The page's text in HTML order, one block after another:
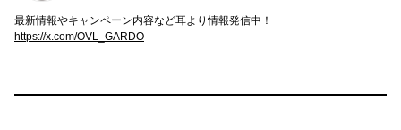
最新情報やキャンペーン内容など耳より情報発信中！
https://x.com/OVL_GARDO